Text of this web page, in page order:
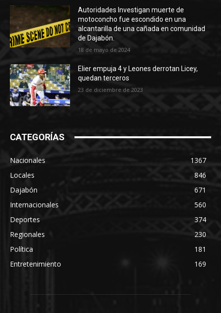
Autoridades Investigan muerte de
motoconcho fue escondido en una
alcantarilla de una cañada en comunidad
de Dajabón.
18 de mayo de 2024
Elier empuja 4 y Leones derrotan Licey,
quedan terceros
23 de diciembre de 2023
CATEGORÍAS
Nacionales
1367
Locales
846
Dajabón
671
Internacionales
560
Deportes
374
Regionales
230
Política
181
Entretenimiento
169